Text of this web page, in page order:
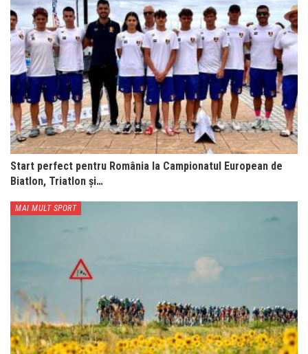
Start perfect pentru România la Campionatul European de
Biatlon, Triatlon și…
MAI MULT SPORT